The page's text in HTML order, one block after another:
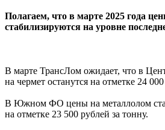
Полагаем, что в марте 2025 года
стабилизируются на уровне
В марте ТрансЛом ожидает, что в
на чермет останутся на отметке 24
В Южном ФО цены на металлолом
на отметке 23 500 рублей за тонну.